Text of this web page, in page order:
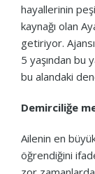
hayallerinin
kaynağı olan
getiriyor.
5 yaşından bu
bu alandaki
Demirciliğe
Ailenin en
öğrendiğini